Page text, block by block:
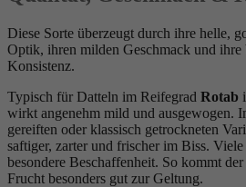
Diese Sorte überzeugt durch ihre helle,
Optik, ihren milden Geschmack und ihre
Konsistenz.
Typisch für Datteln im Reifegrad Rotab
wirkt angenehm mild und ausgewogen.
gereiften oder klassisch getrockneten
saftiger, zarter und frischer im Biss. Viele
besondere Beschaffenheit. So kommt
Frucht besonders gut zur Geltung.